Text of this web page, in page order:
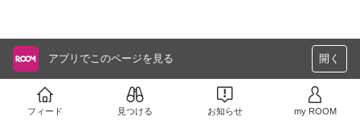
アプリでこのページを見る 開く
フィード 見つける お知らせ my ROOM